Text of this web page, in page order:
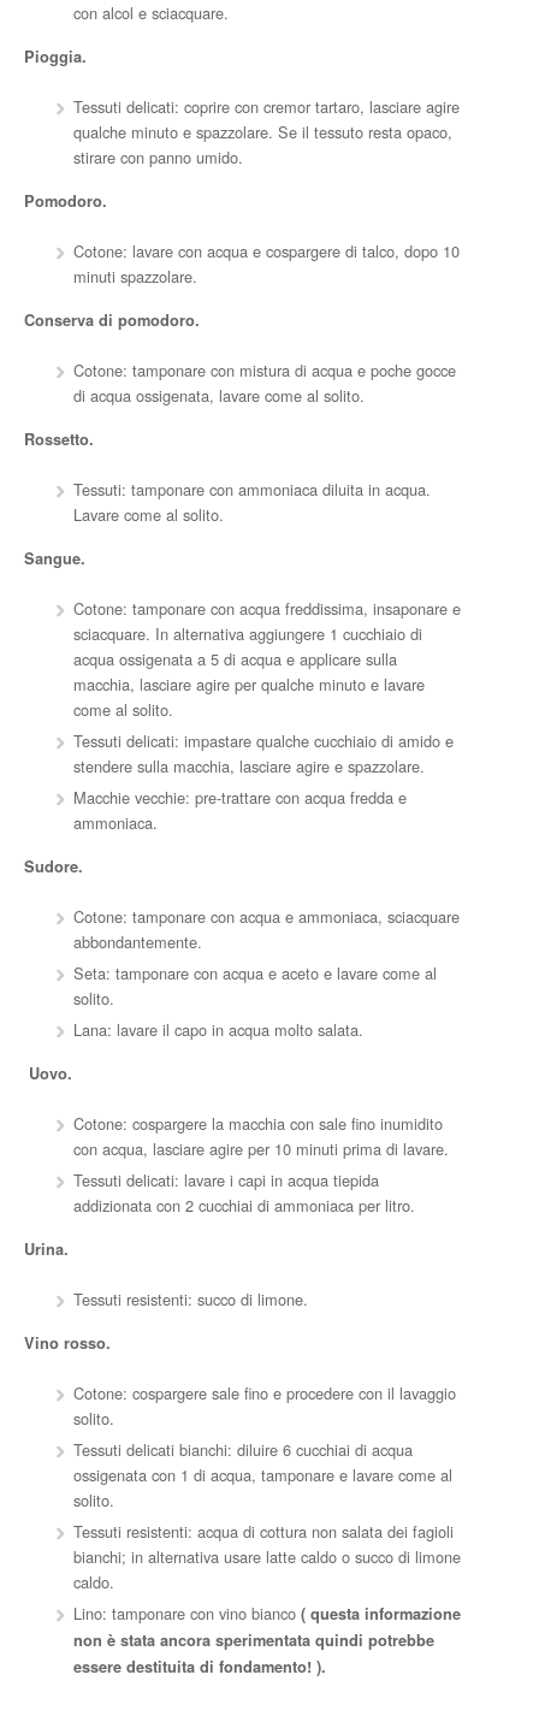
con alcol e sciacquare.
Pioggia.
Tessuti delicati: coprire con cremor tartaro, lasciare agire
qualche minuto e spazzolare. Se il tessuto resta opaco,
stirare con panno umido.
Pomodoro.
Cotone: lavare con acqua e cospargere di talco, dopo 10
minuti spazzolare.
Conserva di pomodoro.
Cotone: tamponare con mistura di acqua e poche gocce
di acqua ossigenata, lavare come al solito.
Rossetto.
Tessuti: tamponare con ammoniaca diluita in acqua.
Lavare come al solito.
Sangue.
Cotone: tamponare con acqua freddissima, insaponare e
sciacquare. In alternativa aggiungere 1 cucchiaio di
acqua ossigenata a 5 di acqua e applicare sulla
macchia, lasciare agire per qualche minuto e lavare
come al solito.
Tessuti delicati: impastare qualche cucchiaio di amido e
stendere sulla macchia, lasciare agire e spazzolare.
Macchie vecchie: pre-trattare con acqua fredda e
ammoniaca.
Sudore.
Cotone: tamponare con acqua e ammoniaca, sciacquare
abbondantemente.
Seta: tamponare con acqua e aceto e lavare come al
solito.
Lana: lavare il capo in acqua molto salata.
Uovo.
Cotone: cospargere la macchia con sale fino inumidito
con acqua, lasciare agire per 10 minuti prima di lavare.
Tessuti delicati: lavare i capi in acqua tiepida
addizionata con 2 cucchiai di ammoniaca per litro.
Urina.
Tessuti resistenti: succo di limone.
Vino rosso.
Cotone: cospargere sale fino e procedere con il lavaggio
solito.
Tessuti delicati bianchi: diluire 6 cucchiai di acqua
ossigenata con 1 di acqua, tamponare e lavare come al
solito.
Tessuti resistenti: acqua di cottura non salata dei fagioli
bianchi; in alternativa usare latte caldo o succo di limone
caldo.
Lino: tamponare con vino bianco ( questa informazione
non è stata ancora sperimentata quindi potrebbe
essere destituita di fondamento! ).